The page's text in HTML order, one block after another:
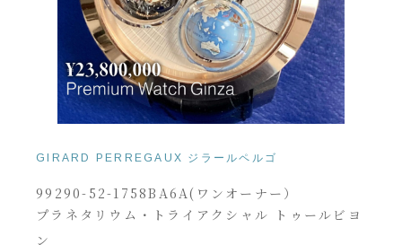
GIRARD PERREGAUX ジラールペルゴ
99290-52-1758BA6A(ワンオーナー）
プラネタリウム・トライアクシャル トゥールビヨ
ン